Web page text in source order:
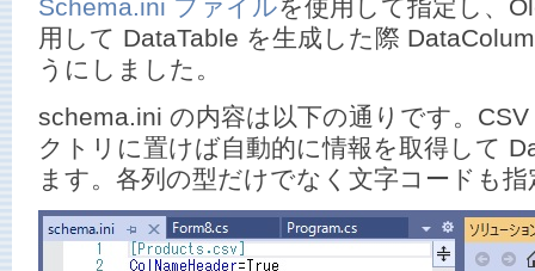
Schema.ini ファイルを使用して指定し、
用して DataTable を生成した際
うにしました。
schema.ini の内容は以下の通りです。
クトリに置けば自動的に情報を取得して
ます。各列の型だけでなく文字コードも